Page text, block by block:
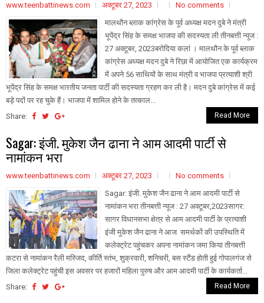
www.teenbattinews.com अक्टूबर 27, 2023
No comments
मालथौन ब्लाक कांग्रेस के पूर्व अध्यक्ष मदन दुबे ने मंत्री
भूपेंद्र सिंह के समक्ष भाजपा की सदस्यता ली तीनबत्ती न्यूज :
27 अक्टूबर, 2023बरोदिया कलां । मालथौन के पूर्व ब्लाक
कांग्रेस अध्यक्ष मदन दुबे ने रिछा में आयोजित एक कार्यक्रम
में अपने 56 साथियों के साथ मंत्री व भाजपा प्रत्याशी श्री
भूपेंद्र सिंह के समक्ष भारतीय जनता पार्टी की सदस्यता ग्रहण कर ली है। मदन दुबे कांग्रेस में कई
बड़े पदों पर रह चुके हैं। भाजपा में शामिल होने के तत्काल...
Share:
Read More
Sagar: इंजी. मुकेश जैन ढाना ने आम आदमी पार्टी से
नामांकन भरा
www.teenbattinews.com अक्टूबर 27, 2023
No comments
Sagar: इंजी. मुकेश जैन ढाना ने आम आदमी पार्टी से
नामांकन भरा तीनबत्ती न्यूज : 27 अक्टूबर,2023सागर:
सागर विधानसभा क्षेत्र से आम आदमी पार्टी के प्रत्याशी
इंजी मुकेश जैन ढाना ने आज समर्थकों की उपस्थिति में
कलेक्ट्रेट पहुंचकर अपना नामांकन जमा किया तीनबत्ती
कटरा से नामांकन रैली मस्जिद, कीर्ति स्तंभ, शुक्रवारी, शनिचरी, बस स्टैंड होती हुई गोपालगंज से
जिला कलेक्ट्रेट पहुंची इस अवसर पर हजारों महिला पुरुष और आम आदमी पार्टी के कार्यकर्ता...
Share:
Read More